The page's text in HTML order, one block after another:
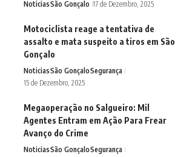
NoticiasSão Gonçalo 17 de Dezembro, 2025
Motociclista reage a tentativa de
assalto e mata suspeito a tiros em São
Gonçalo
NoticiasSão GonçaloSegurança
15 de Dezembro, 2025
Megaoperação no Salgueiro: Mil
Agentes Entram em Ação Para Frear
Avanço do Crime
NoticiasSão GonçaloSegurança